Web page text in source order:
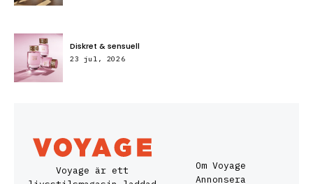
Diskret & sensuell
23 jul, 2026
Voyage är ett
Om Voyage
Annonsera